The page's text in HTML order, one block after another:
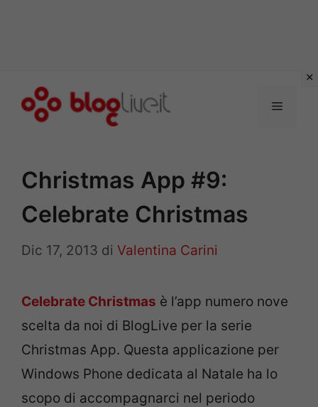
Menu
Christmas App #9:
Celebrate Christmas
Dic 17, 2013 di Valentina Carini
Celebrate Christmas è l’app numero nove
scelta da noi di BlogLive per la serie
Christmas App. Questa applicazione per
Windows Phone dedicata al Natale ha lo
scopo di accompagnarci nel periodo